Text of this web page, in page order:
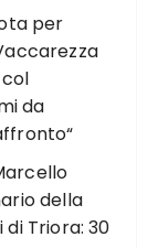
per
da
della
di Triora: 30